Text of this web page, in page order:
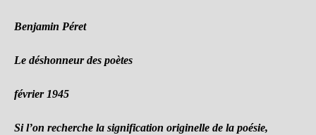
Benjamin Péret
Le déshonneur des poètes
février 1945
Si l’on recherche la signification originelle de la poésie,